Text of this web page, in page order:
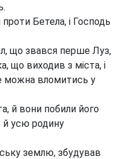
Бетела, і Господь
що звався перше Луз,
що виходив з міста, і
можна вломитись у
й вони побили його
й усю родину
землю, збудував